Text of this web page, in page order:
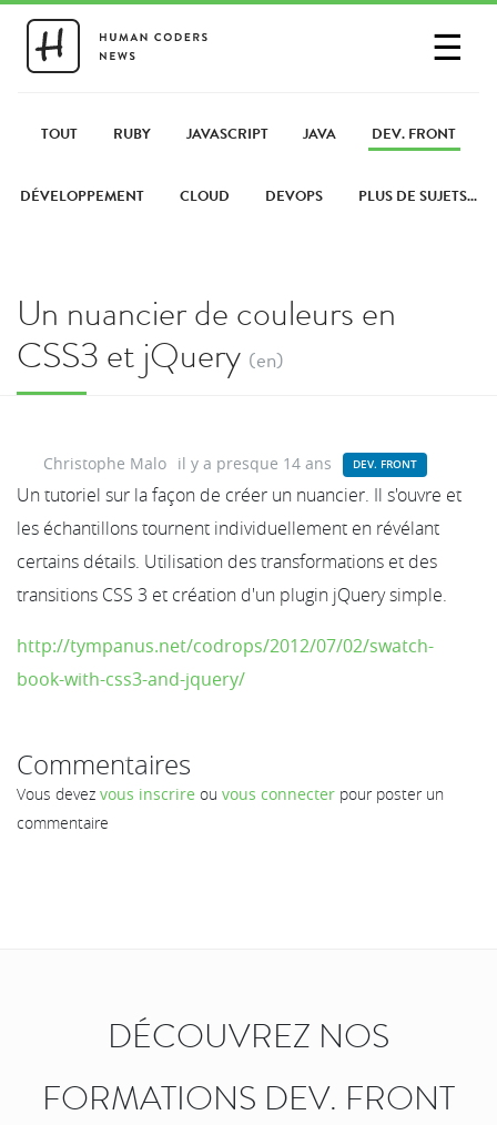
☰
PARTAGER UN LIEN
TOUT RUBY JAVASCRIPT JAVA DEV. FRONT
DÉVELOPPEMENT CLOUD DEVOPS PLUS DE SUJETS...
Un nuancier de couleurs en
CSS3 et jQuery (en)
Christophe Malo il y a presque 14 ans DEV. FRONT
Un tutoriel sur la façon de créer un nuancier. Il s'ouvre et
les échantillons tournent individuellement en révélant
certains détails. Utilisation des transformations et des
transitions CSS 3 et création d'un plugin jQuery simple.
http://tympanus.net/codrops/2012/07/02/swatch-
book-with-css3-and-jquery/
Commentaires
Vous devez vous inscrire ou vous connecter pour poster un
commentaire
DÉCOUVREZ NOS
FORMATIONS DEV. FRONT